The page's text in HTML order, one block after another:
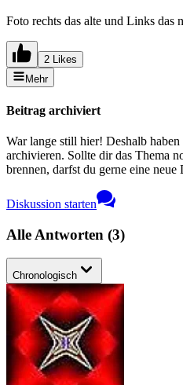
Foto rechts das alte und Links das
2 Likes
Mehr
Beitrag archiviert
War lange still hier! Deshalb
archivieren. Sollte dir das Thema
brennen, darfst du gerne eine neue
Diskussion starten
Alle Antworten (3)
Chronologisch